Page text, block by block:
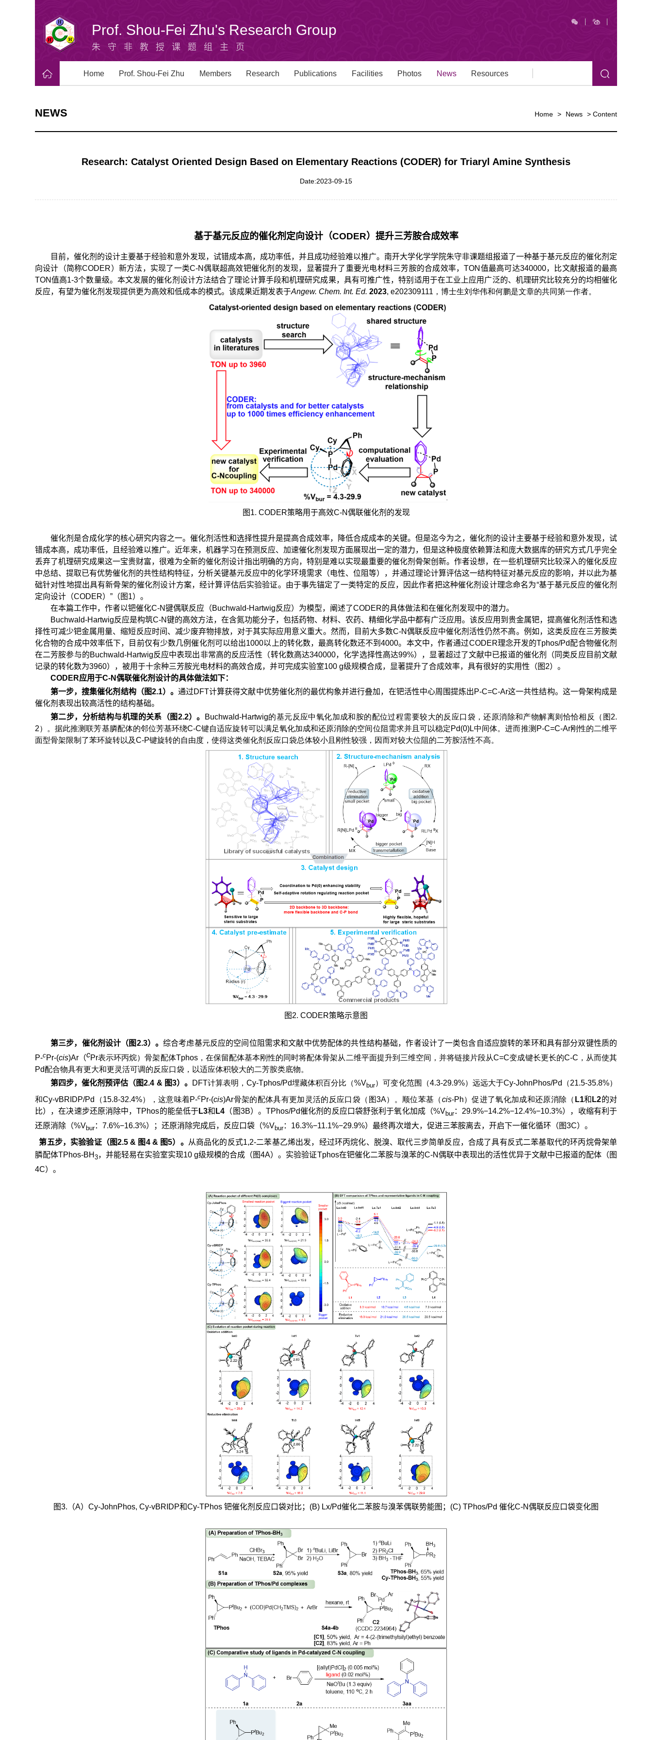
Prof. Shou-Fei Zhu's Research Group
朱守非教授课题组主页
Home Prof. Shou-Fei Zhu Members Research Publications Facilities Photos News Resources
NEWS Home > News > Content
Research: Catalyst Oriented Design Based on Elementary Reactions (CODER) for Triaryl Amine Synthesis
Date:2023-09-15
基于基元反应的催化剂定向设计（CODER）提升三芳胺合成效率
目前，催化剂的设计主要基于经验和意外发现，试错成本高，成功率低，并且成功经验难以推广。南开大学化学学院朱守非课题组报道了一种基于基元反应的催化剂定
向设计（简称CODER）新方法，实现了一类C-N偶联超高效钯催化剂的发现，显著提升了重要光电材料三芳胺的合成效率，TON值最高可达340000，比文献报道的最高
TON值高1-3个数量级。本文发展的催化剂设计方法结合了理论计算手段和机理研究成果，具有可推广性，特别适用于在工业上应用广泛的、机理研究比较充分的均相催化
反应，有望为催化剂发现提供更为高效和低成本的模式。该成果近期发表于Angew. Chem. Int. Ed. 2023, e202309111，博士生刘华伟和何鹏是文章的共同第一作者。
图1. CODER策略用于高效C-N偶联催化剂的发现
催化剂是合成化学的核心研究内容之一。催化剂活性和选择性提升是提高合成效率，降低合成成本的关键。但是迄今为之，催化剂的设计主要基于经验和意外发现，试
错成本高，成功率低，且经验难以推广。近年来，机器学习在预测反应、加速催化剂发现方面展现出一定的潜力，但是这种极度依赖算法和庞大数据库的研究方式几乎完全
丢弃了机理研究成果这一宝贵财富，很难为全新的催化剂设计指出明确的方向，特别是难以实现最重要的催化剂骨架创新。作者设想，在一些机理研究比较深入的催化反应
中总结、提取已有优势催化剂的共性结构特征，分析关键基元反应中的化学环境需求（电性、位阻等），并通过理论计算评估这一结构特征对基元反应的影响，并以此为基
础针对性地提出具有新骨架的催化剂设计方案，经计算评估后实验验证。由于事先锚定了一类特定的反应，因此作者把这种催化剂设计理念命名为“基于基元反应的催化剂
定向设计（CODER）”（图1）。
在本篇工作中，作者以钯催化C-N键偶联反应（Buchwald-Hartwig反应）为模型，阐述了CODER的具体做法和在催化剂发现中的潜力。
Buchwald-Hartwig反应是构筑C-N键的高效方法，在含氮功能分子，包括药物、材料、农药、精细化学品中都有广泛应用。该反应用到贵金属钯，提高催化剂活性和选
择性可减少钯金属用量、缩短反应时间、减少废弃物排放，对于其实际应用意义重大。然而，目前大多数C-N偶联反应中催化剂活性仍然不高。例如，这类反应在三芳胺类
化合物的合成中效率低下，目前仅有少数几例催化剂可以给出1000以上的转化数，最高转化数还不到4000。本文中，作者通过CODER理念开发的Tphos/Pd配合物催化剂
在二芳胺参与的Buchwald-Hartwig反应中表现出非常高的反应活性（转化数高达340000，化学选择性高达99%），显著超过了文献中已报道的催化剂（同类反应目前文献
记录的转化数为3960），被用于十余种三芳胺光电材料的高效合成，并可完成实验室100 g级规模合成，显著提升了合成效率，具有很好的实用性（图2）。
CODER应用于C-N偶联催化剂设计的具体做法如下：
第一步，搜集催化剂结构（图2.1）。 通过DFT计算获得文献中优势催化剂的最优构象并进行叠加，在钯活性中心周围提炼出P-C=C-Ar这一共性结构。这一骨架构成是
催化剂表现出较高活性的结构基础。
第二步，分析结构与机理的关系（图2.2）。
Buchwald-Hartwig的基元反应中氧化加成和胺的配位过程需要较大的反应口袋，还原消除和产物解离则恰恰相反（图2.
2）。据此推测联芳基膦配体的邻位芳基环绕C-C键自适应旋转可以满足氧化加成和还原消除的空间位阻需求并且可以稳定Pd(0)L中间体。进而推测P-C=C-Ar刚性的二维平
面型骨架限制了苯环旋转以及C-P键旋转的自由度，使得这类催化剂反应口袋总体较小且刚性较强，因而对较大位阻的二芳胺活性不高。
图2. CODER策略示意图
第三步，催化剂设计（图2.3）。 综合考虑基元反应的空间位阻需求和文献中优势配体的共性结构基础，作者设计了一类包含自适应旋转的苯环和具有部分双键性质的
P-cPr-(cis)Ar（cPr表示环丙烷）骨架配体Tphos，在保留配体基本刚性的同时将配体骨架从二维平面提升到三维空间，并将链接片段从C=C变成键长更长的C-C，从而使其
Pd配合物具有更大和更灵活可调的反应口袋，以适应体积较大的二芳胺类底物。
第四步，催化剂预评估（图2.4 & 图3）。 DFT计算表明，Cy-Tphos/Pd埋藏体积百分比（%Vbur）可变化范围（4.3-29.9%）远远大于Cy-JohnPhos/Pd（21.5-35.8%）
和Cy-vBRIDP/Pd（15.8-32.4%），这意味着P-cPr-(cis)Ar骨架的配体具有更加灵活的反应口袋（图3A）。顺位苯基（cis-Ph）促进了氧化加成和还原消除（ L1和 L2的对
比），在决速步还原消除中，TPhos的能垒低于L3和 L4 （图3B）。TPhos/Pd催化剂的反应口袋舒张利于氧化加成（%Vbur：29.9%−14.2%−12.4%−10.3%），收缩有利于
还原消除（%Vbur：7.6%−16.3%）；还原消除完成后，反应口袋（%Vbur：16.3%−11.1%−29.9%）最终再次增大，促进三苯胺离去，开启下一催化循环（图3C）。
第五步，实验验证（图2.5 & 图4 & 图5）。 从商品化的反式1,2-二苯基乙烯出发，经过环丙烷化、脱溴、取代三步简单反应，合成了具有反式二苯基取代的环丙烷骨架单
膦配体TPhos-BH3，并能轻易在实验室实现10 g级规模的合成（图4A）。实验验证Tphos在钯催化二苯胺与溴苯的C-N偶联中表现出的活性优异于文献中已报道的配体（图
4C）。
图3.（A）Cy-JohnPhos, Cy-vBRIDP和Cy-TPhos 钯催化剂反应口袋对比；(B) Lx/Pd催化二苯胺与溴苯偶联势能图；(C) TPhos/Pd 催化C-N偶联反应口袋变化图